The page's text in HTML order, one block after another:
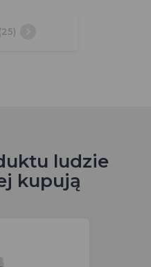
(25)
ludzie
kupują